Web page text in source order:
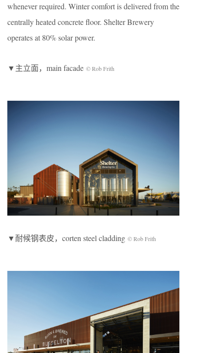
whenever required. Winter comfort is delivered from the
centrally heated concrete floor. Shelter Brewery
operates at 80% solar power.
▼主立面，main facade © Rob Frith
▼耐候钢表皮，corten steel cladding © Rob Frith